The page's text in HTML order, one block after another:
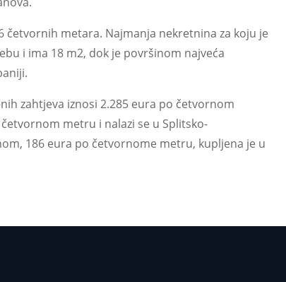
metara. Najmanja nekretnina za koju je
i ima 18 m2, dok je površinom najveća
zahtjeva iznosi 2.285 eura po četvornom
metru i nalazi se u Splitsko-
186 eura po četvornome metru, kupljena je u